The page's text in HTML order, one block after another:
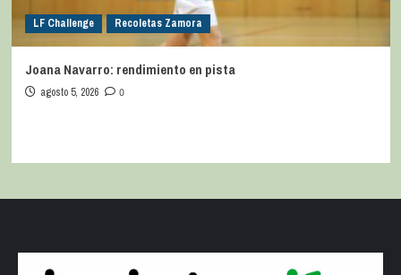
LF Challenge Recoletas Zamora
Joana Navarro: rendimiento en pista
agosto 5, 2026 0